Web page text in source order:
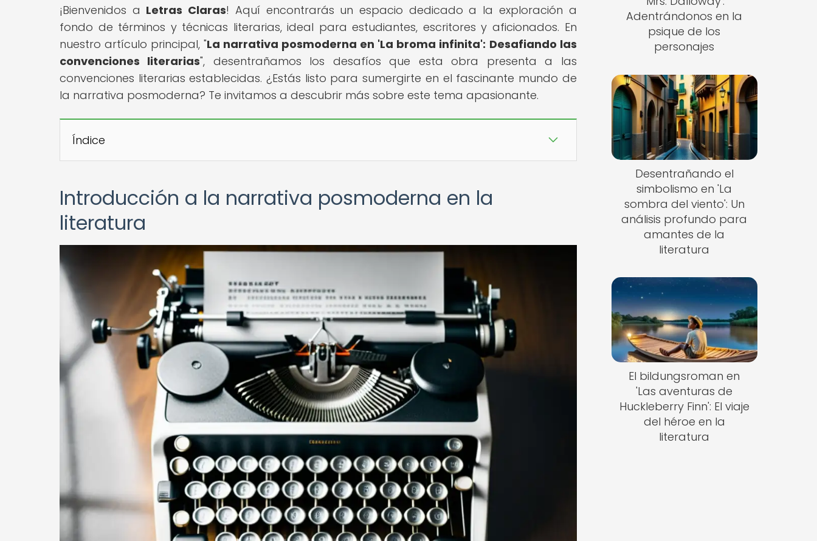
¡Bienvenidos a Letras Claras! Aquí encontrarás un espacio dedicado a la exploración a
fondo de términos y técnicas literarias, ideal para estudiantes, escritores y aficionados. En
nuestro artículo principal, "La narrativa posmoderna en 'La broma infinita': Desafiando las
convenciones literarias", desentrañamos los desafíos que esta obra presenta a las
convenciones literarias establecidas. ¿Estás listo para sumergirte en el fascinante mundo de
la narrativa posmoderna? Te invitamos a descubrir más sobre este tema apasionante.
Índice
Introducción a la narrativa posmoderna en la
literatura
Adentrándonos en la
psique de los
personajes
Desentrañando el
simbolismo en 'La
sombra del viento': Un
análisis profundo para
amantes de la
literatura
El bildungsroman en
'Las aventuras de
Huckleberry Finn': El viaje
del héroe en la
literatura